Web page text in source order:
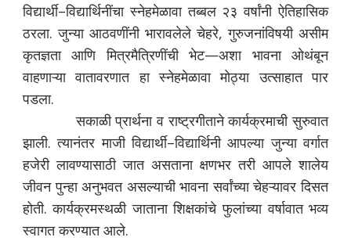
विद्यार्थी–विद्यार्थिनींचा स्नेहमेळावा तब्बल २३ वर्षांनी ऐतिहासिक
ठरला. जुन्या आठवणींनी भारावलेले चेहरे, गुरुजनांविषयी असीम
कृतज्ञता आणि मित्रमैत्रिणींची भेट—अशा भावना ओथंबून
वाहणाऱ्या वातावरणात हा स्नेहमेळावा मोठ्या उत्साहात पार
पडला.
सकाळी प्रार्थना व राष्ट्रगीताने कार्यक्रमाची सुरुवात
झाली. त्यानंतर माजी विद्यार्थी–विद्यार्थिनी आपल्या जुन्या वर्गात
हजेरी लावण्यासाठी जात असताना क्षणभर तरी आपले शालेय
जीवन पुन्हा अनुभवत असल्याची भावना सर्वांच्या चेहऱ्यावर दिसत
होती. कार्यक्रमस्थळी जाताना शिक्षकांचे फुलांच्या वर्षावात भव्य
स्वागत करण्यात आले.